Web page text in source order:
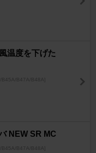
温度を下げた
B45A/B47A/B48A]
NEW SR MC
B45A/B47A/B48A]